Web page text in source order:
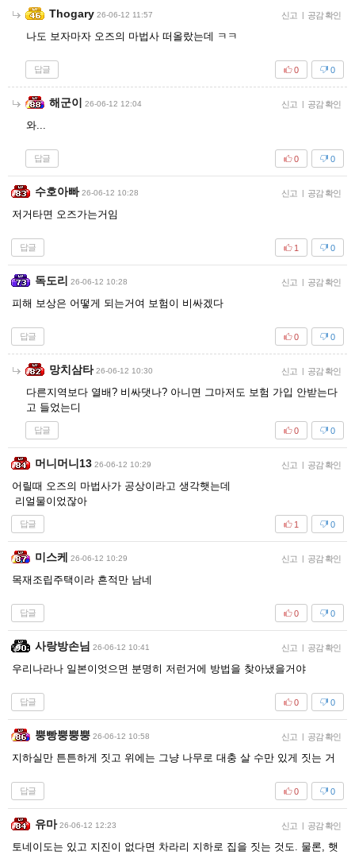
Thogary 26-06-12 11:57 신고 | 공감 확인
나도 보자마자 오즈의 마법사 떠올랐는데 ㅋㅋ
답글 0
0
해군이 26-06-12 12:04 신고 | 공감 확인
와...
답글 0
0
수호아빠 26-06-12 10:28 신고 | 공감 확인
저거타면 오즈가는거임
답글 0
1
독도리 26-06-12 10:28 신고 | 공감 확인
피해 보상은 어떻게 되는거여 보험이 비싸겠다
답글 0
0
망치삼타 26-06-12 10:30 신고 | 공감 확인
다른지역보다 열배? 비싸댓나? 아니면 그마저도 보험 가입 안받는다
고 들었는디
답글 0
0
머니머니13 26-06-12 10:29 신고 | 공감 확인
어릴때 오즈의 마법사가 공상이라고 생각햇는데
리얼물이었잖아
답글 0
1
미스케 26-06-12 10:29 신고 | 공감 확인
목재조립주택이라 흔적만 남네
답글 0
0
사랑방손님 26-06-12 10:41 신고 | 공감 확인
우리나라나 일본이엇으면 분명히 저런거에 방법을 찾아냈을거야
답글 0
0
뿡빵뿡뿡뿡 26-06-12 10:58 신고 | 공감 확인
지하실만 튼튼하게 짓고 위에는 그냥 나무로 대충 살 수만 있게 짓는 거
답글 0
0
유마 26-06-12 12:23 신고 | 공감 확인
토네이도는 있고 지진이 없다면 차라리 지하로 집을 짓는 것도. 물론, 햇